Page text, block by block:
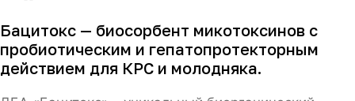
Бацитокс — биосорбент микотоксинов с
пробиотическим и гепатопротекторным
действием для КРС и молодняка.